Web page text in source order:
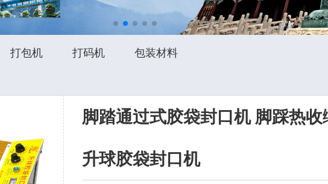
打包机 打码机 包装材料
脚踏通过式胶袋封口机 脚踩热
升球胶袋封口机